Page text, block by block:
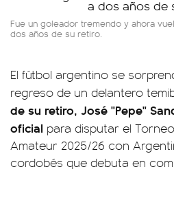
Fue un goleador tremendo y ahora
dos años de su retiro.
El fútbol argentino se
regreso de un delantero
de su retiro, José "Pepe"
oficial para disputar el
Amateur 2025/26 con
cordobés que debuta en